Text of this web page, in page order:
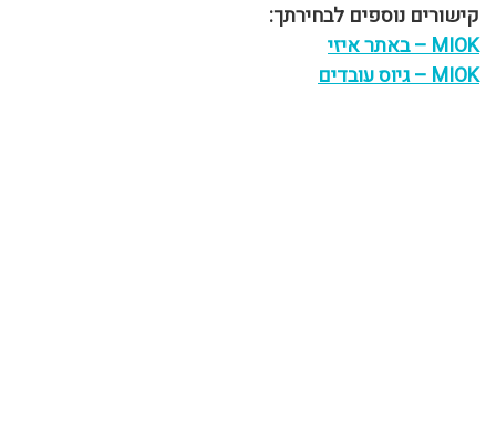
קישורים נוספים לבחירתך:
MIOK – באתר איזי
MIOK – גיוס עובדים